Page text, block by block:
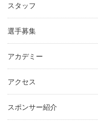
スタッフ
選手募集
アカデミー
アクセス
スポンサー紹介